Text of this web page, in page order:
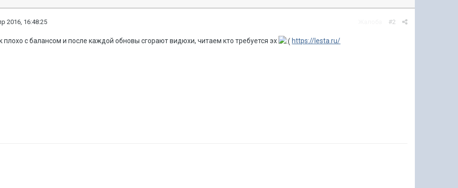
#2
2016, 16:48:25
плохо с балансом и после каждой обновы сгорают видюхи, читаем кто требуется эх https://lesta.ru/